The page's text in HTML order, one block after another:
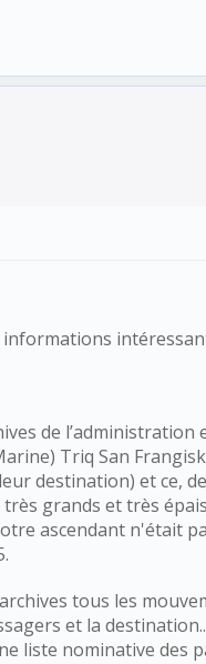
informations
de
Triq San
destination) et ce,
grands et très
ascendant n'était
tous les
et la
liste nominative des